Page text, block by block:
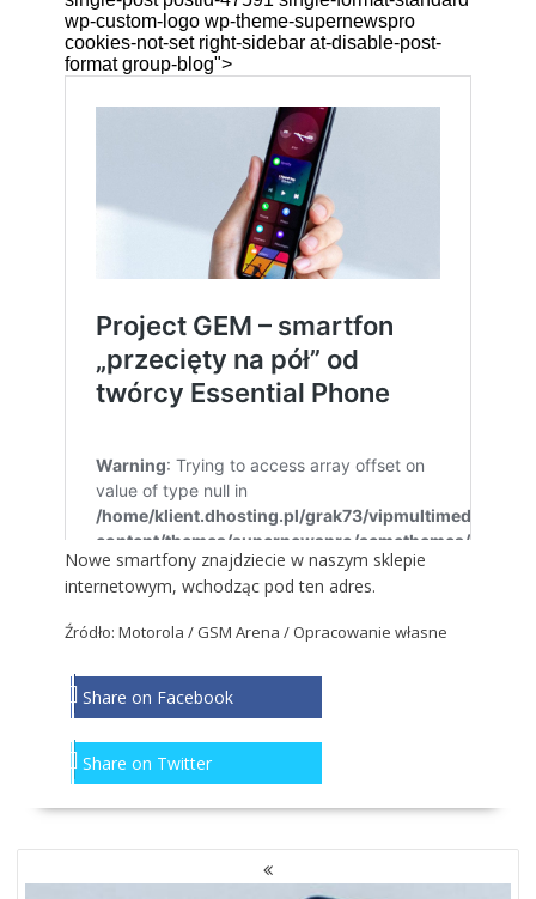
Nowe smartfony znajdziecie w naszym sklepie
internetowym, wchodząc pod ten adres.
Źródło: Motorola / GSM Arena / Opracowanie własne
Share on Facebook
Share on Twitter
NAWIGACJA
PO